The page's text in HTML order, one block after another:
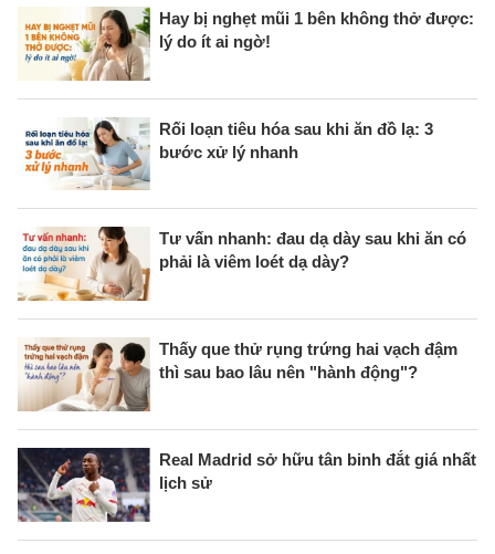
Hay bị nghẹt mũi 1 bên không thở được:
lý do ít ai ngờ!
Rối loạn tiêu hóa sau khi ăn đồ lạ: 3
bước xử lý nhanh
Tư vấn nhanh: đau dạ dày sau khi ăn có
phải là viêm loét dạ dày?
Thấy que thử rụng trứng hai vạch đậm
thì sau bao lâu nên "hành động"?
Real Madrid sở hữu tân binh đắt giá nhất
lịch sử